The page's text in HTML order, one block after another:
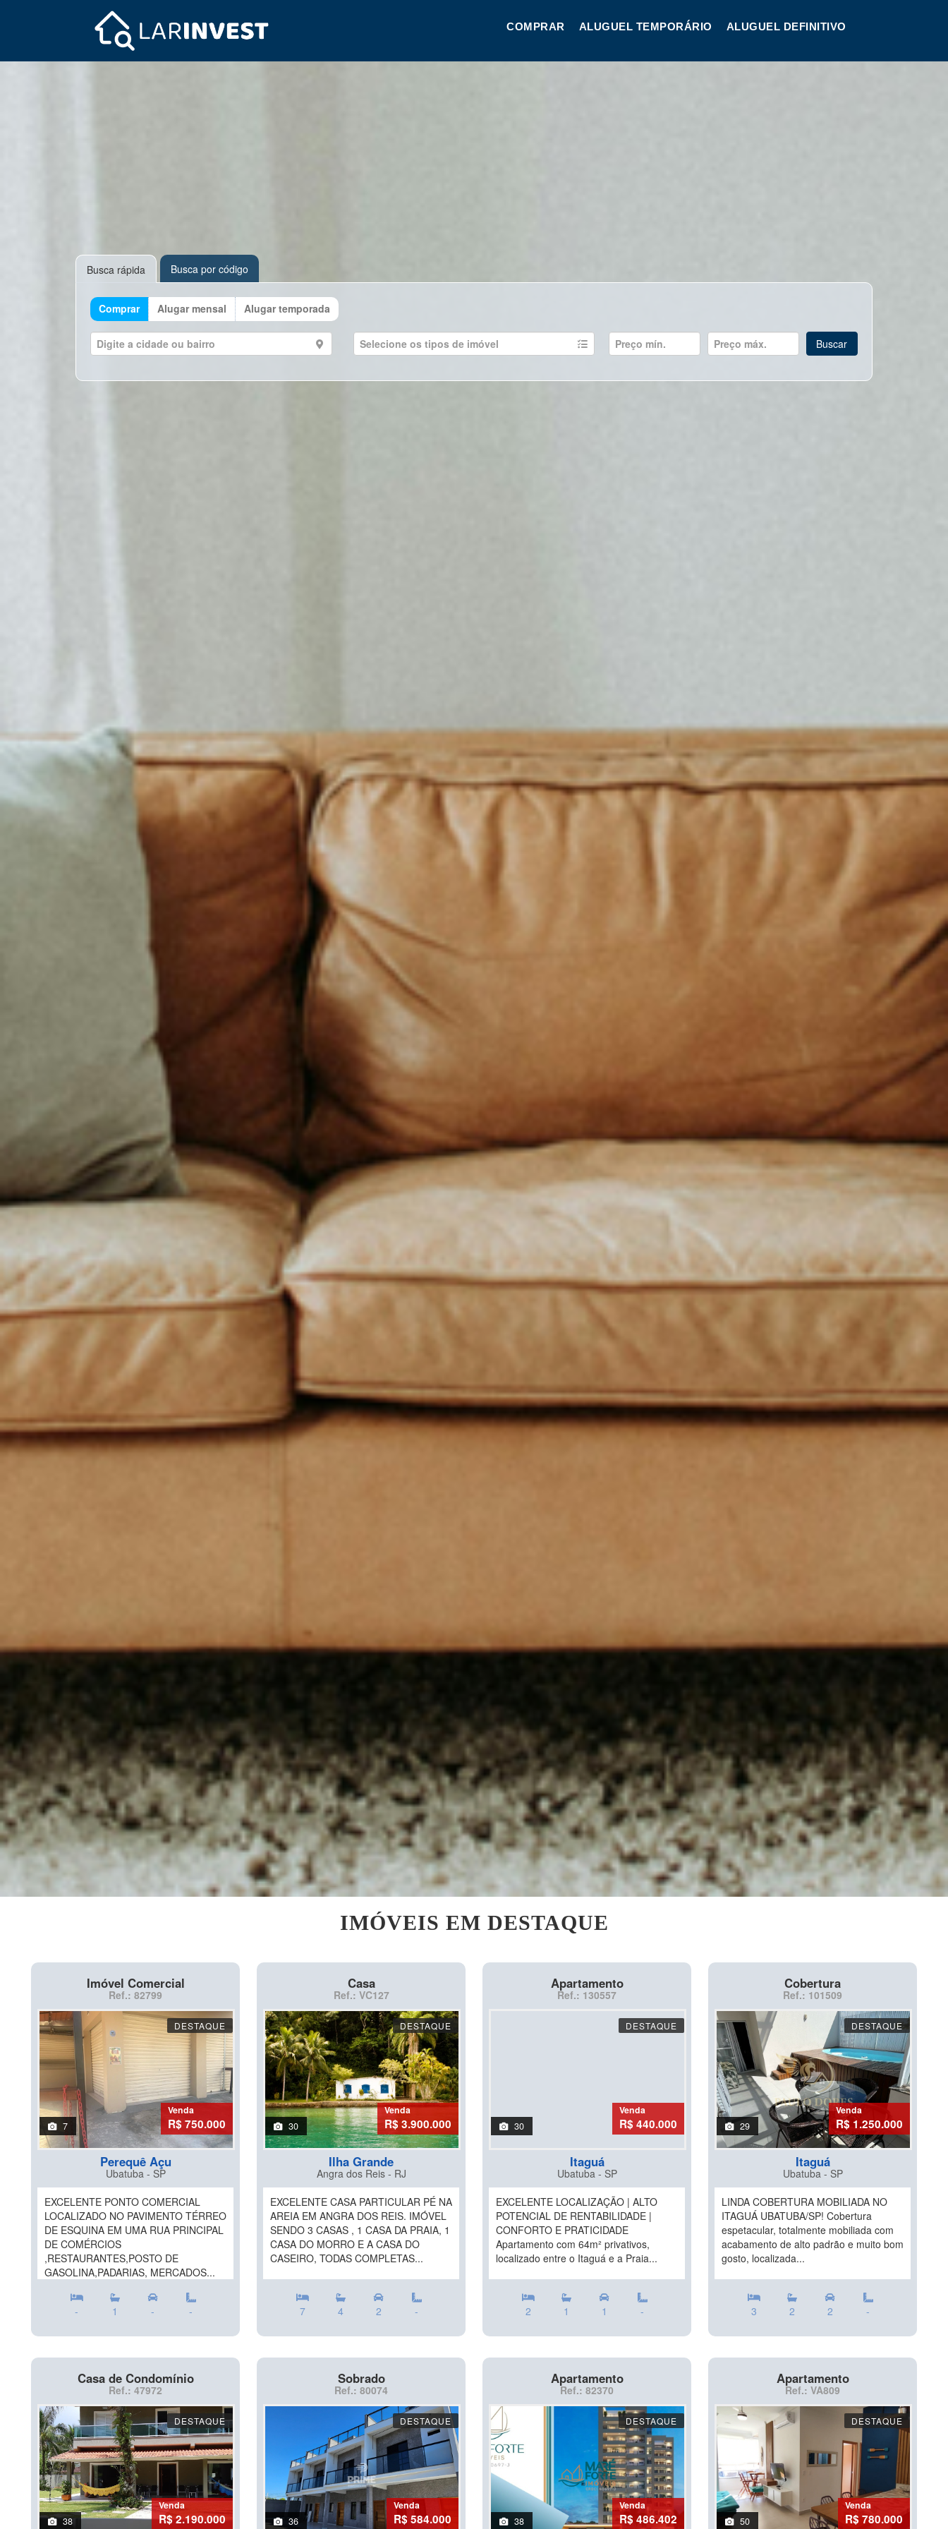
COMPRAR ALUGUEL TEMPORÁRIO ALUGUEL DEFINITIVO
Busca rápida Busca por código
Comprar Alugar mensal Alugar temporada
IMÓVEIS EM DESTAQUE
Imóvel Comercial
Ref.: 82799
DESTAQUE
7
Venda
R$ 750.000
Perequê Açu
Ubatuba - SP
EXCELENTE PONTO COMERCIAL
LOCALIZADO NO PAVIMENTO TÉRREO
DE ESQUINA EM UMA RUA PRINCIPAL
DE COMÉRCIOS
,RESTAURANTES,POSTO DE
GASOLINA,PADARIAS, MERCADOS...
- 1 - -
Casa
Ref.: VC127
DESTAQUE
30
Venda
R$ 3.900.000
Ilha Grande
Angra dos Reis - RJ
EXCELENTE CASA PARTICULAR PÉ NA
AREIA EM ANGRA DOS REIS. IMÓVEL
SENDO 3 CASAS , 1 CASA DA PRAIA, 1
CASA DO MORRO E A CASA DO
CASEIRO, TODAS COMPLETAS...
7 4 2 -
Apartamento
Ref.: 130557
DESTAQUE
30
Venda
R$ 440.000
Itaguá
Ubatuba - SP
EXCELENTE LOCALIZAÇÃO | ALTO
POTENCIAL DE RENTABILIDADE |
CONFORTO E PRATICIDADE
Apartamento com 64m² privativos,
localizado entre o Itaguá e a Praia...
2 1 1 -
Cobertura
Ref.: 101509
DESTAQUE
29
Venda
R$ 1.250.000
Itaguá
Ubatuba - SP
LINDA COBERTURA MOBILIADA NO
ITAGUÁ UBATUBA/SP! Cobertura
espetacular, totalmente mobiliada com
acabamento de alto padrão e muito bom
gosto, localizada...
3 2 2 -
Casa de Condomínio
Ref.: 47972
DESTAQUE
38
Venda
R$ 2.190.000
Sobrado
Ref.: 80074
DESTAQUE
36
Venda
R$ 584.000
Apartamento
Ref.: 82370
DESTAQUE
38
Venda
R$ 486.402
Apartamento
Ref.: VA809
DESTAQUE
50
Venda
R$ 780.000